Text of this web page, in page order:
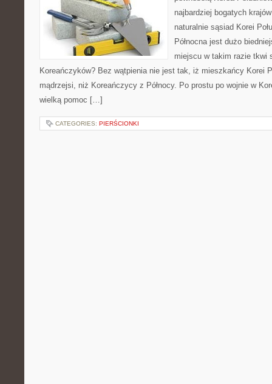
najbardziej bogatych
naturalnie sąsiad Korei
Północna jest dużo
miejscu w takim razie tkwi
Koreańczyków? Bez wątpienia nie jest tak, iż mieszkańcy Korei
mądrzejsi, niż Koreańczycy z Północy. Po prostu po wojnie w
wielką pomoc […]
CATEGORIES: PIERŚCIONKI